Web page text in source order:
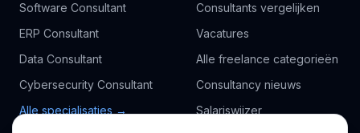
Software Consultant
ERP Consultant
Data Consultant
Cybersecurity Consultant
Alle specialisaties →
Consultants vergelijken
Vacatures
Alle freelance categorieën
Consultancy nieuws
Salariswijzer